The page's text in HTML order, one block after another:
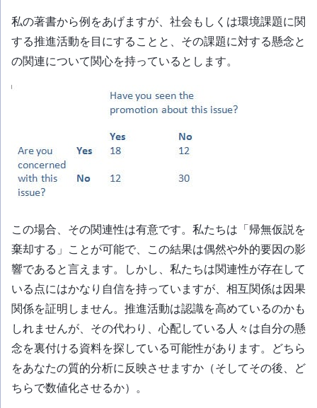
私の著書から例をあげますが、社会もしくは環境課題に関
する推進活動を目にすることと、その課題に対する懸念と
の関連について関心を持っているとします。
この場合、その関連性は有意です。私たちは「帰無仮説を
棄却する」ことが可能で、この結果は偶然や外的要因の影
響であると言えます。しかし、私たちは関連性が存在して
いる点にはかなり自信を持っていますが、相互関係は因果
関係を証明しません。推進活動は認識を高めているのかも
しれませんが、その代わり、心配している人々は自分の懸
念を裏付ける資料を探している可能性があります。どちら
をあなたの質的分析に反映させますか（そしてその後、ど
ちらで数値化させるか）。